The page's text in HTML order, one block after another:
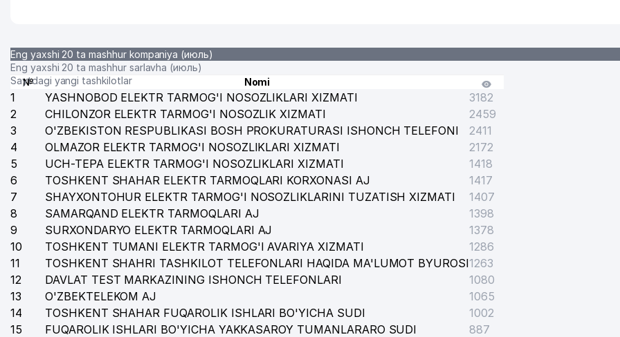
32 PKF TULPAR MChJ
33 AXMADJON QORI NOMIDAGI MASJID
REBYONOK NA PYAT NODAVLAT TA'LIM MUASSASASI
MIRZO ULUG'BEK NOMIDAGI O'ZBEKISTON MILLIY UNIVERSITETI
LAVANDA FARM MEDICAL MChJ
TOSHKENT FARMATSEVTIKA INSTITUTI AKADEMIK LITSEYI
ALO FAYZ KOMMUNALCHI UY-JOY MULKDORLARI UYUSHMASI
SAFARY TUR MChJ
SHODIYONA MAHALLA QO'MITASI
O'QUVCHILARNI KASB-HUNARGA YO'NALTIRISH VA PSIHOLOGIK PEDAGOGIK RESPUBLIKA TASHXIS MARKAZI
Eng yaxshi 20 ta mashhur kompaniya (июль)
Eng yaxshi 20 ta mashhur sarlavha (июль)
Saytdagi yangi tashkilotlar
№ Nomi
1 YASHNOBOD ELEKTR TARMOG'I NOSOZLIKLARI XIZMATI
3182
2
CHILONZOR ELEKTR TARMOG'I NOSOZLIK XIZMATI
2459
3
O'ZBEKISTON RESPUBLIKASI BOSH PROKURATURASI ISHONCH TELEFONI
2411
4
OLMAZOR ELEKTR TARMOG'I NOSOZLIKLARI XIZMATI
2172
5
UCH-TEPA ELEKTR TARMOG'I NOSOZLIKLARI XIZMATI
1418
6
TOSHKENT SHAHAR ELEKTR TARMOQLARI KORXONASI AJ
1417
7
SHAYXONTOHUR ELEKTR TARMOG'I NOSOZLIKLARINI TUZATISH XIZMATI
1407
8
SAMARQAND ELEKTR TARMOQLARI AJ
1398
9
SURXONDARYO ELEKTR TARMOQLARI AJ
1378
10
TOSHKENT TUMANI ELEKTR TARMOG'I AVARIYA XIZMATI
1286
11
TOSHKENT SHAHRI TASHKILOT TELEFONLARI HAQIDA MA'LUMOT BYUROSI1263
12
DAVLAT TEST MARKAZINING ISHONCH TELEFONLARI
1080
13
O'ZBEKTELEKOM AJ
1065
14
TOSHKENT SHAHAR FUQAROLIK ISHLARI BO'YICHA SUDI
1002
15
FUQAROLIK ISHLARI BO'YICHA YAKKASAROY TUMANLARARO SUDI
887